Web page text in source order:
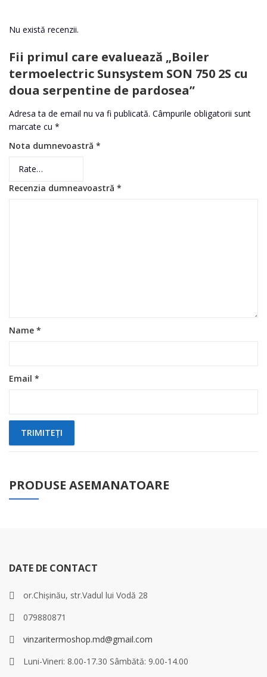
Nu există recenzii.
Fii primul care evaluează „Boiler
termoelectric Sunsystem SON 750 2S cu
doua serpentine de pardosea”
Adresa ta de email nu va fi publicată. Câmpurile obligatorii sunt
marcate cu *
Nota dumnevoastră *
Recenzia dumneavoastră *
Name *
Email *
PRODUSE ASEMANATOARE
DATE DE CONTACT
or.Chișinău, str.Vadul lui Vodă 28
079880871
vinzaritermoshop.md@gmail.com
Luni-Vineri: 8.00-17.30 Sâmbătă: 9.00-14.00